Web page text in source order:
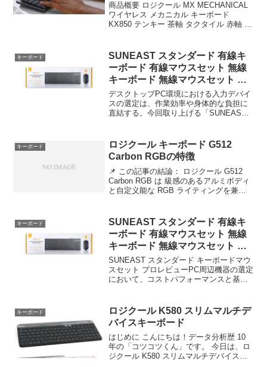
商品概要 ロジクール MX MECHANICAL
ワイヤレス メカニカル キーボード
KX850 テンキー 茶軸 タクタイル 赤軸 リ
キーボード
SUNEAST スタンダード 有線キ
ーボード 有線マウスセット 無線
キーボード 無線マウスセット キ
ー配列10
デスクトップPC環境における入力デバイ
スの選定は、作業効率や身体的な負担に
直結する。今回取り上げる「SUNEAST
キー配列108 キーピッチ19mm 静音設...
キーボード
ロジクール キーボード G512
Carbon RGBの特徴
📌 この記事の結論： ロジクール G512
Carbon RGB は 級感のあるアルミボディ
と自定义能な RGB ライティングを兼ね
長時間入力するライター、デスク...
キーボード
SUNEAST スタンダード 有線キ
ーボード 有線マウスセット 無線
キーボード 無線マウスセット キ
ー配列10
SUNEAST スタンダード キーボードマウ
スセット プロレビューPC周辺機器の選定
において、コストパフォーマンスと基本
ド 有線キーボード 有線マウスセット 無
線...
キーボード
ロジクール K580 スリムマルチデ
バイスキーボード
はじめに こんにちは！データ分析歴 10
年の「コツコツくん」です。 今日は、ロ
ジクール K580 スリムマルチデバイスキ